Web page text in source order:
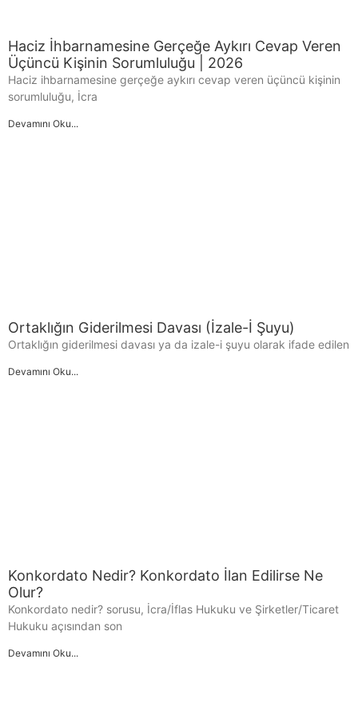
Haciz İhbarnamesine Gerçeğe Aykırı Cevap Veren
Üçüncü Kişinin Sorumluluğu | 2026
Haciz ihbarnamesine gerçeğe aykırı cevap veren üçüncü kişinin
sorumluluğu, İcra
Devamını Oku...
Ortaklığın Giderilmesi Davası (İzale-İ Şuyu)
Ortaklığın giderilmesi davası ya da izale-i şuyu olarak ifade edilen
Devamını Oku...
Konkordato Nedir? Konkordato İlan Edilirse Ne
Olur?
Konkordato nedir? sorusu, İcra/İflas Hukuku ve Şirketler/Ticaret
Hukuku açısından son
Devamını Oku...